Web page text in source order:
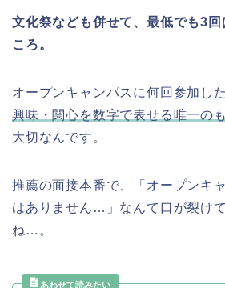
文化祭なども併せて、最低でも3回
ころ。
オープンキャンパスに何回参加し
興味・関心を数字で表せる唯一の
大切なんです。
推薦の面接本番で、「オープンキ
はありません…」なんて口が裂け
ね…。